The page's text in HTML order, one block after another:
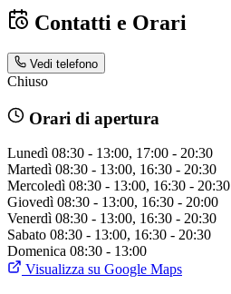
Contatti e Orari
Vedi telefono
Chiuso
Orari di apertura
Lunedì 08:30 - 13:00, 17:00 - 20:30
Martedì 08:30 - 13:00, 16:30 - 20:30
Mercoledì 08:30 - 13:00, 16:30 - 20:30
Giovedì 08:30 - 13:00, 16:30 - 20:00
Venerdì 08:30 - 13:00, 16:30 - 20:30
Sabato 08:30 - 13:00, 16:30 - 20:30
Domenica 08:30 - 13:00
Visualizza su Google Maps